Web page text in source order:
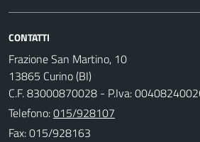
CONTATTI
Frazione San Martino, 10
13865 Curino (BI)
C.F. 83000870028 - P.Iva:
Telefono:015/928107
Fax: 015/928163